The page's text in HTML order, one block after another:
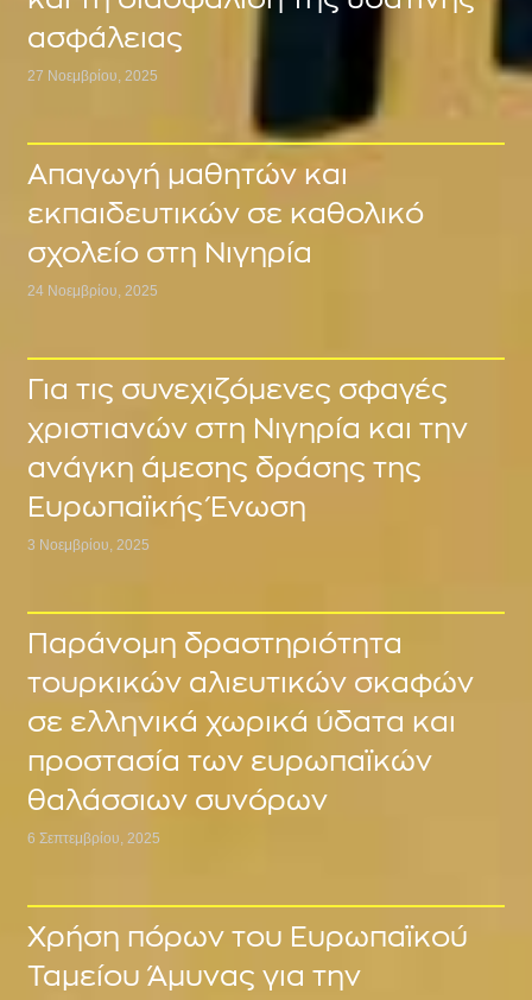
ασφάλειας
27 Νοεμβρίου, 2025
Απαγωγή μαθητών και
εκπαιδευτικών σε καθολικό
σχολείο στη Νιγηρία
24 Νοεμβρίου, 2025
Για τις συνεχιζόμενες σφαγές
χριστιανών στη Νιγηρία και την
ανάγκη άμεσης δράσης της
Ευρωπαϊκής Ένωση
3 Νοεμβρίου, 2025
Παράνομη δραστηριότητα
τουρκικών αλιευτικών σκαφών
σε ελληνικά χωρικά ύδατα και
προστασία των ευρωπαϊκών
θαλάσσιων συνόρων
6 Σεπτεμβρίου, 2025
Χρήση πόρων του Ευρωπαϊκού
Ταμείου Άμυνας για την